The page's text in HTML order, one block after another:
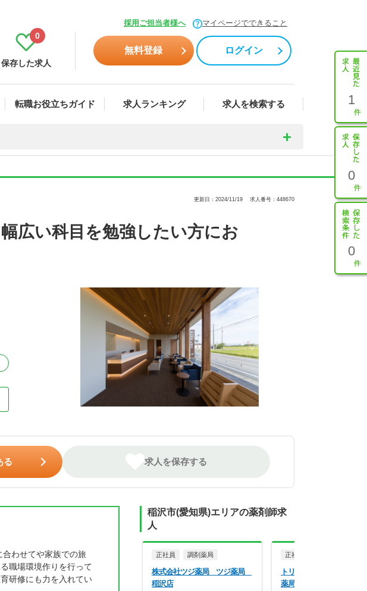
採用ご担当者様へ マイページでできること
保存した求人
0
無料登録 ログイン
転職お役立ちガイド 求人ランキング 求人を検索する 1
0
0
更新日：2024/11/19 求人番号：448670
広い科目を勉強したい方にお
る 求人を保存する
わせてや家族での旅
職場環境作りを行って
研修にも力を入れてい
稲沢市(愛知県)エリアの薬剤師求
人
正社員 調剤薬局
株式会社ツジ薬局 ツジ薬局
稲沢店
正社員
トリニティー株式会社
薬局